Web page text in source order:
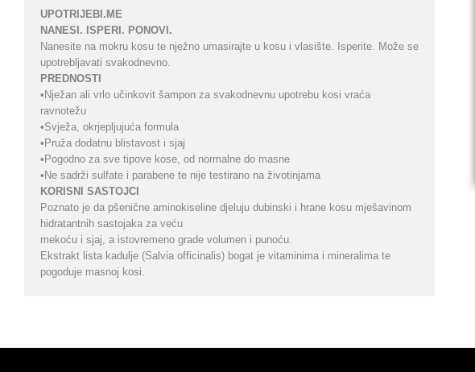
UPOTRIJEBI.ME
NANESI. ISPERI. PONOVI.
Nanesite na mokru kosu te nježno umasirajte u kosu i vlasište. Isperite. Može se
upotrebljavati svakodnevno.
PREDNOSTI
•Nježan ali vrlo učinkovit šampon za svakodnevnu upotrebu kosi vraća
ravnotežu
•Svježa, okrjepljujuća formula
•Pruža dodatnu blistavost i sjaj
•Pogodno za sve tipove kose, od normalne do masne
•Ne sadrži sulfate i parabene te nije testirano na životinjama
KORISNI SASTOJCI
Poznato je da pšenične aminokiseline djeluju dubinski i hrane kosu mješavinom
hidratantnih sastojaka za veću
mekoću i sjaj, a istovremeno grade volumen i punoću.
Ekstrakt lista kadulje (Salvia officinalis) bogat je vitaminima i mineralima te
pogoduje masnoj kosi.